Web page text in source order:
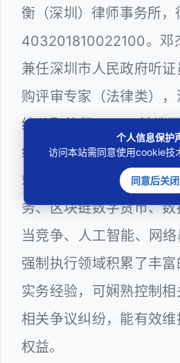
衡（深圳）律师事务所
403201810022100。邓
兼任深圳市人民政府听
购评审专家（法律类）
统公职律师、WEB前端
维护工程师、计算机信
站长多年，在软件程序
务、区块链数字货币、
当竞争、人工智能、网
强制执行领域积累了丰
实务经验，可娴熟控制
相关争议纠纷，能有效
权益。
个人信息保护
访问本站需同意使用cookie技
同意后关闭